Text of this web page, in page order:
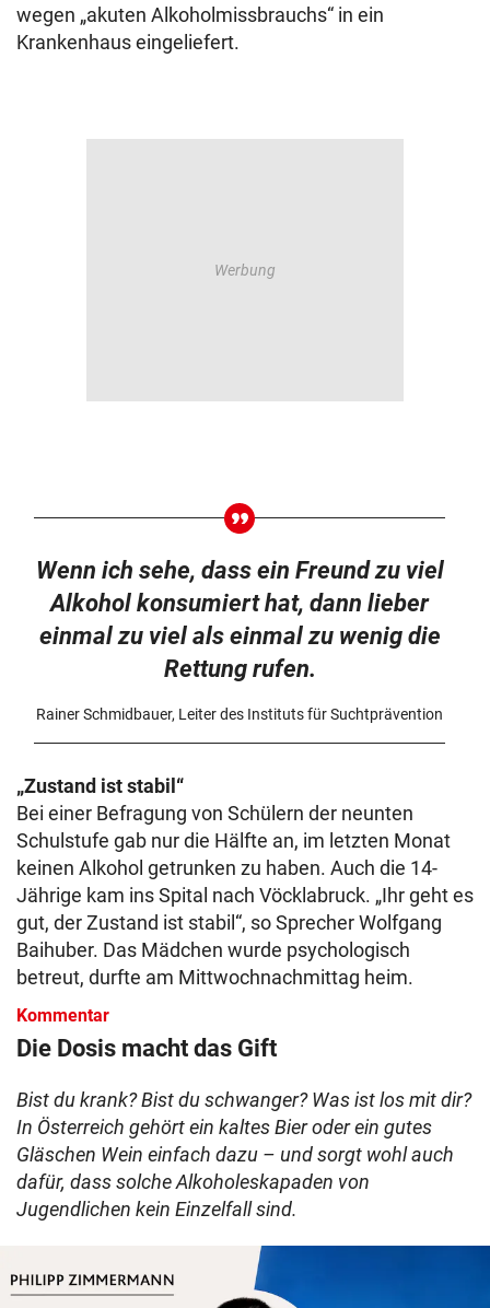
wegen „akuten Alkoholmissbrauchs“ in ein
Krankenhaus eingeliefert.
Wenn ich sehe, dass ein Freund zu viel
Alkohol konsumiert hat, dann lieber
einmal zu viel als einmal zu wenig die
Rettung rufen.
Rainer Schmidbauer, Leiter des Instituts für Suchtprävention
„Zustand ist stabil“
Bei einer Befragung von Schülern der neunten
Schulstufe gab nur die Hälfte an, im letzten Monat
keinen Alkohol getrunken zu haben. Auch die 14-
Jährige kam ins Spital nach Vöcklabruck. „Ihr geht es
gut, der Zustand ist stabil“, so Sprecher Wolfgang
Baihuber. Das Mädchen wurde psychologisch
betreut, durfte am Mittwochnachmittag heim.
Kommentar
Die Dosis macht das Gift
Bist du krank? Bist du schwanger? Was ist los mit dir?
In Österreich gehört ein kaltes Bier oder ein gutes
Gläschen Wein einfach dazu – und sorgt wohl auch
dafür, dass solche Alkoholeskapaden von
Jugendlichen kein Einzelfall sind.